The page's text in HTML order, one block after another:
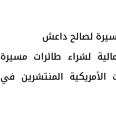
لصالح داعش
لشراء طائرات مسيرة
المنتشرين في